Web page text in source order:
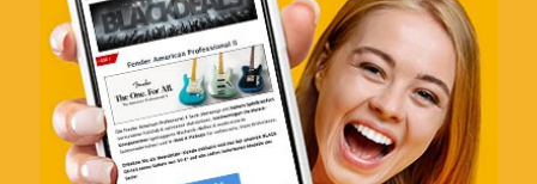
Von der Verarbeitung her kommt der
Fender-Koffer für den Mustang-Bass nicht
ganz an den Fender-Koffer ran, den ich für
meinen Jazz-Bass gekauft hatte. Der Bass
liegt nicht ganz wackelfrei drin. Für den
Transport im Zug oder im Auto ist es O.K.,